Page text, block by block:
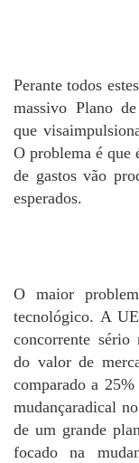
Perante todos
massivo Plano
que
O problema é que
de gastos vão
esperados.
O maior
tecnológico. A
concorrente
do valor de
comparado a
mudançaradical
de um grande
focado na